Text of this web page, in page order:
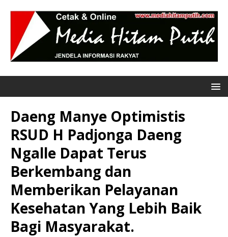
Daeng Manye Optimistis
RSUD H Padjonga Daeng
Ngalle Dapat Terus
Berkembang dan
Memberikan Pelayanan
Kesehatan Yang Lebih Baik
Bagi Masyarakat.